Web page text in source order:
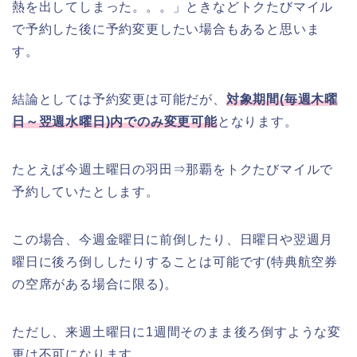
熱を出してしまった。。。」ときなどトクたびマイル
で予約した後に予約変更したい場合もあると思いま
す。
結論としては予約変更は可能だが、 対象期間(毎週木曜
日～翌週水曜日)内でのみ変更可能となります。
たとえば今週土曜日の羽田⇒那覇をトクたびマイルで
予約していたとします。
この場合、今週金曜日に前倒したり、日曜日や翌週月
曜日に後ろ倒ししたりすることは可能です(特典航空券
の空席がある場合に限る)。
ただし、来週土曜日に1週間そのまま後ろ倒すような変
更は不可になります。